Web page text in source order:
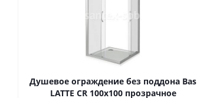
Душевое ограждение без поддона Bas
LATTE CR 100х100 прозрачное